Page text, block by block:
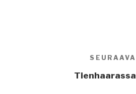
SEURAAVA
Tienhaarassa